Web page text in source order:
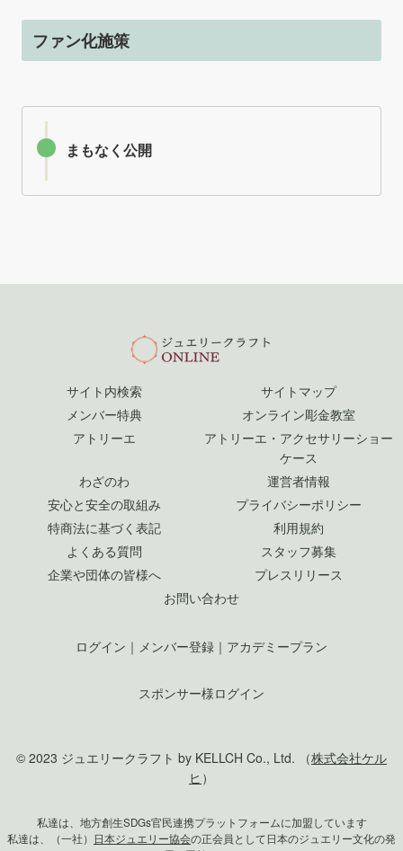
ファン化施策
まもなく公開
サイト内検索
サイトマップ
メンバー特典
オンライン彫金教室
アトリーエ
アトリーエ・アクセサリーショー
ケース
わざのわ
運営者情報
安心と安全の取組み
プライバシーポリシー
特商法に基づく表記
利用規約
よくある質問
スタッフ募集
企業や団体の皆様へ
プレスリリース
お問い合わせ
ログイン ｜ メンバー登録 ｜ アカデミープラン
スポンサー様ログイン
© 2023 ジュエリークラフト by KELLCH Co., Ltd. （株式会社ケル
ヒ ）
私達は、地方創生SDGs官民連携プラットフォームに加盟しています
私達は、（一社） 日本ジュエリー協会の正会員として日本のジュエリー文化の発